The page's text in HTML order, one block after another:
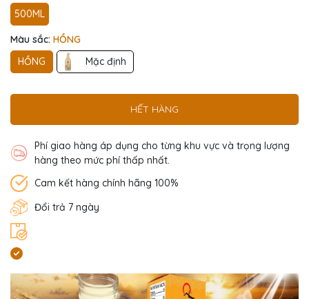
500ML
Màu sắc: HỒNG
HỒNG
Mặc định
HẾT HÀNG
Phí giao hàng áp dụng cho từng khu vực và trọng lượng
hàng theo mức phí thấp nhất.
Cam kết hàng chính hãng 100%
Đổi trả 7 ngày